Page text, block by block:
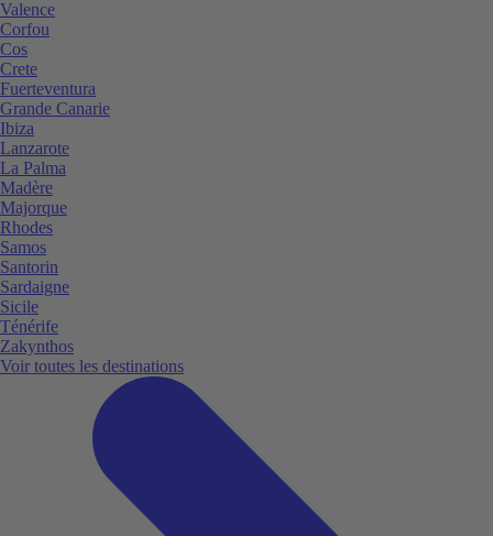
Valence
Corfou
Cos
Crete
Fuerteventura
Grande Canarie
Ibiza
Lanzarote
La Palma
Madère
Majorque
Rhodes
Samos
Santorin
Sardaigne
Sicile
Ténérife
Zakynthos
Voir toutes les destinations